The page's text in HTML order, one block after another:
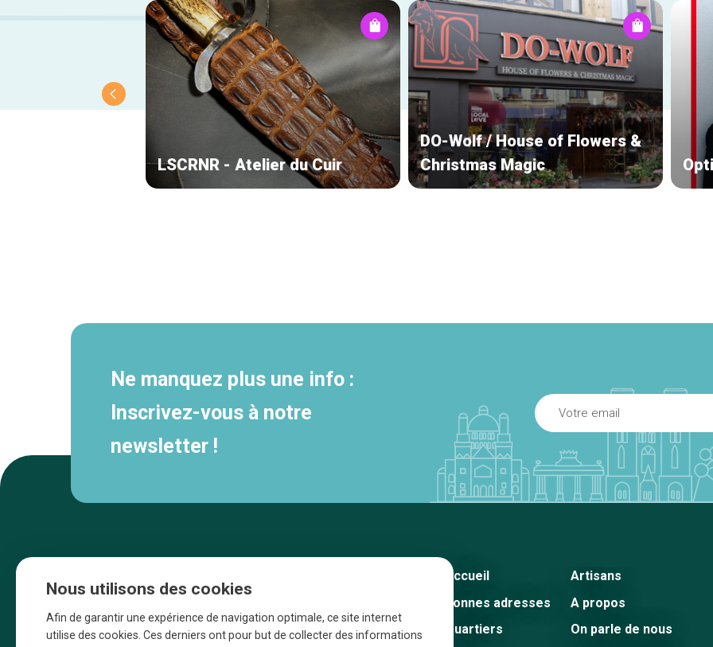
LSCRNR - Atelier du Cuir
DO-Wolf / House of Flowers &
Christmas Magic
Ne manquez plus une info :
Inscrivez-vous à notre
newsletter !
Accueil
Bonnes adresses
Quartiers
Artisans
A propos
On parle de nous
Nous utilisons des cookies
Afin de garantir une expérience de navigation optimale, ce site internet
utilise des cookies. Ces derniers ont pour but de collecter des informations